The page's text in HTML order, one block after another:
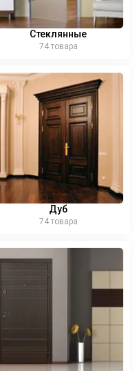
Стеклянные
74 товара
Дуб
74 товара